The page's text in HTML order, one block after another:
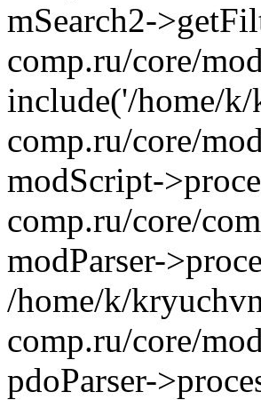
mSearch2-
comp.ru/core/
include('/home/
comp.ru/core/
modScript-
comp.ru/core/
modParser-
/home/k/
comp.ru/core/
pdoParser-